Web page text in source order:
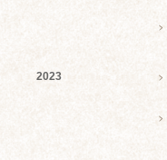
2023